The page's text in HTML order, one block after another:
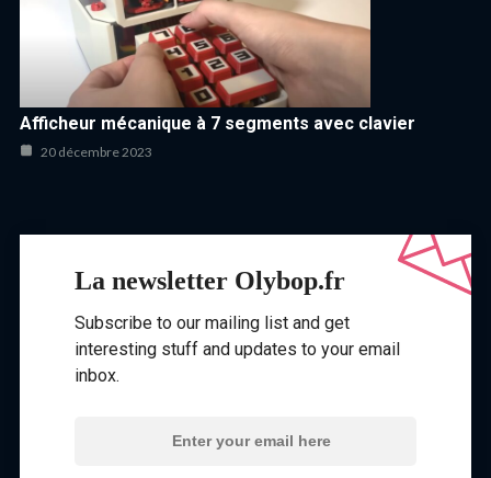
Afficheur mécanique à 7 segments avec clavier
20 décembre 2023
La newsletter Olybop.fr
Subscribe to our mailing list and get
interesting stuff and updates to your email
inbox.